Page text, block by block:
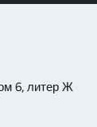
6, литер Ж